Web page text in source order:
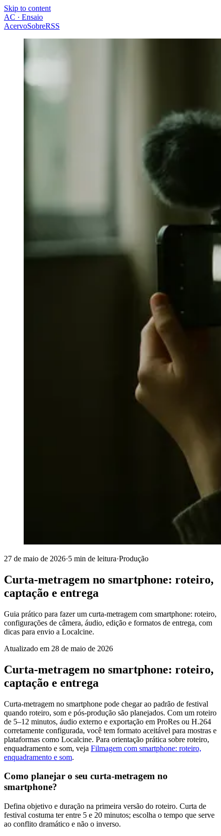
Skip to content
AC · Ensaio
AcervoSobreRSS
27 de maio de 2026·5 min de leitura·Produção
Curta-metragem no smartphone: roteiro,
captação e entrega
Guia prático para fazer um curta-metragem com smartphone: roteiro,
configurações de câmera, áudio, edição e formatos de entrega, com
dicas para envio a Localcine.
Atualizado em 28 de maio de 2026
Curta-metragem no smartphone: roteiro,
captação e entrega
Curta-metragem no smartphone pode chegar ao padrão de festival
quando roteiro, som e pós-produção são planejados. Com um roteiro
de 5–12 minutos, áudio externo e exportação em ProRes ou H.264
corretamente configurada, você tem formato aceitável para mostras e
plataformas como Localcine. Para orientação prática sobre roteiro,
enquadramento e som, veja Filmagem com smartphone: roteiro,
enquadramento e som.
Como planejar o seu curta-metragem no
smartphone?
Defina objetivo e duração na primeira versão do roteiro. Curta de
festival costuma ter entre 5 e 20 minutos; escolha o tempo que serve
ao conflito dramático e não o inverso.